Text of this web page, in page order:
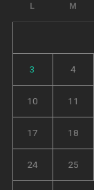
L M
3 4
10 11
17 18
24 25